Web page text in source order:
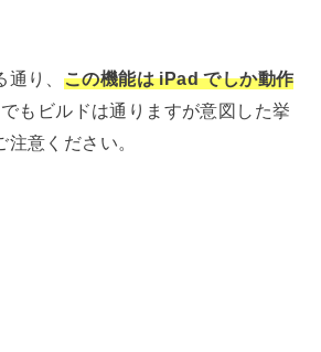
り、 この機能は iPad でしか動作
もビルドは通りますが意図した挙
意ください。